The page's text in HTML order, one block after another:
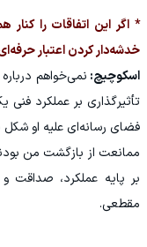
* اگر این اتفاقات را
خدشه‌دار کردن اعتبار
اسکوچیچ: نمی‌خواهم
تأثیرگذاری بر عملکرد
فضای رسانه‌ای علیه او شکل
ممانعت از بازگشت من
بر پایه عملکرد، صداقت
مقطعی.